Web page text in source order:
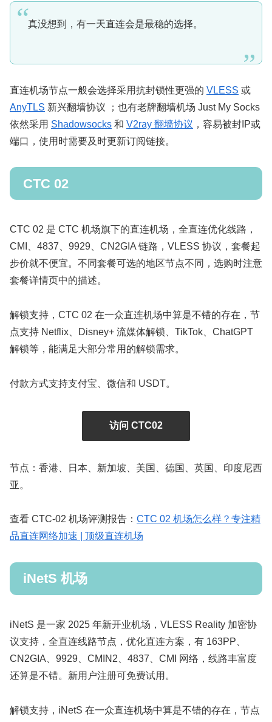
真没想到，有一天直连会是最稳的选择。
直连机场节点一般会选择采用抗封锁性更强的 VLESS 或
AnyTLS 新兴翻墙协议 ；也有老牌翻墙机场 Just My Socks
依然采用 Shadowsocks 和 V2ray 翻墙协议 ，容易被封IP或
端口，使用时需要及时更新订阅链接。
CTC 02
CTC 02 是 CTC 机场旗下的直连机场，全直连优化线路，
CMI、4837、9929、CN2GIA 链路，VLESS 协议，套餐起
步价就不便宜。不同套餐可选的地区节点不同，选购时注意
套餐详情页中的描述。
解锁支持，CTC 02 在一众直连机场中算是不错的存在，节
点支持 Netflix、Disney+ 流媒体解锁、TikTok、ChatGPT
解锁等，能满足大部分常用的解锁需求。
付款方式支持支付宝、微信和 USDT。
访问 CTC02
节点：香港、日本、新加坡、美国、德国、英国、印度尼西
亚。
查看 CTC-02 机场评测报告： CTC 02 机场怎么样？专注精
品直连网络加速 | 顶级直连机场
iNetS 机场
iNetS 是一家 2025 年新开业机场，VLESS Reality 加密协
议支持，全直连线路节点，优化直连方案，有 163PP、
CN2GIA、9929、CMIN2、4837、CMI 网络，线路丰富度
还算是不错。新用户注册可免费试用。
解锁支持，iNetS 在一众直连机场中算是不错的存在，节点